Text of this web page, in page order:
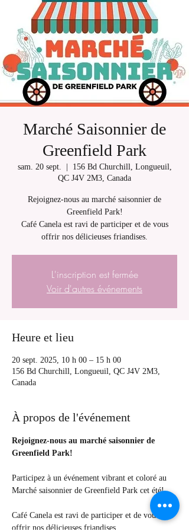
Marché Saisonnier de
Greenfield Park
sam. 20 sept.
156 Bd Churchill, Longueuil,
QC J4V 2M3, Canada
Rejoignez-nous au marché saisonnier de
Greenfield Park!
Café Canela est ravi de participer et de vous
L'inscription est fermée
Voir d'autres événements
Heure et lieu
20 sept. 2025, 10 h 00 – 15 h 00
156 Bd Churchill, Longueuil, QC J4V 2M3,
Canada
À propos de l'événement
Rejoignez-nous au marché saisonnier de
Greenfield Park!
Participez à un événement vibrant et coloré au
Marché saisonnier de Greenfield Park cet été!
Café Canela est ravi de participer et de vous
offrir nos délicieuses friandises.